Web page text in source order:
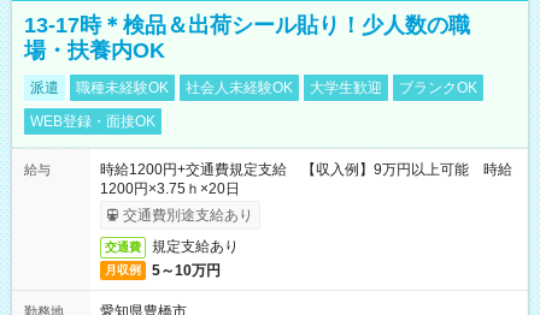
13-17時＊検品＆出荷シール貼り！少人数の職
場・扶養内OK
派遣 職種未経験OK 社会人未経験OK 大学生歓迎
ブランクOK
WEB登録・面接OK
給与
時給1200円+交通費規定支給 【収入例】9万円以上可能 時給
1200円×3.75ｈ×20日
交通費別途支給あり
交通費 規定支給あり
月収例 5～10万円
勤務地
愛知県豊橋市